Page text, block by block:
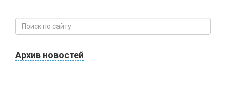
Архив новостей